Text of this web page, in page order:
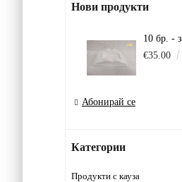
Нови продукти
€35.00
Абонирай се
Категории
Продукти с кауза